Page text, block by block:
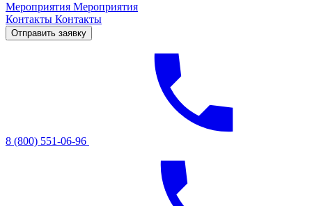
Мероприятия Мероприятия
Контакты Контакты
Отправить заявку
8 (800) 551-06-96